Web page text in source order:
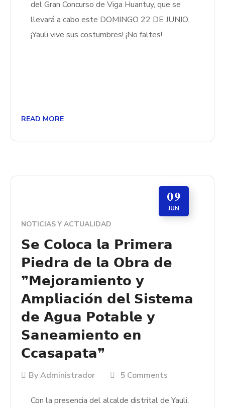
del Gran Concurso de Viga Huantuy, que se
llevará a cabo este DOMINGO 22 DE JUNIO.
¡Yauli vive sus costumbres! ¡No faltes!
READ MORE
09
JUN
NOTICIAS Y ACTUALIDAD
𝗦𝗲 𝗖𝗼𝗹𝗼𝗰𝗮 𝗹𝗮 𝗣𝗿𝗶𝗺𝗲𝗿𝗮
𝗣𝗶𝗲𝗱𝗿𝗮 𝗱𝗲 𝗹𝗮 𝗢𝗯𝗿𝗮 𝗱𝗲
❞𝗠𝗲𝗷𝗼𝗿𝗮𝗺𝗶𝗲𝗻𝘁𝗼 𝘆
𝗔𝗺𝗽𝗹𝗶𝗮𝗰𝗶𝗼́𝗻 𝗱𝗲𝗹 𝗦𝗶𝘀𝘁𝗲𝗺𝗮
𝗱𝗲 𝗔𝗴𝘂𝗮 𝗣𝗼𝘁𝗮𝗯𝗹𝗲 𝘆
𝗦𝗮𝗻𝗲𝗮𝗺𝗶𝗲𝗻𝘁𝗼 𝗲𝗻
𝗖𝗰𝗮𝘀𝗮𝗽𝗮𝘁𝗮❞
ByAdministrador 5 Comments
Con la presencia del alcalde distrital de Yauli,